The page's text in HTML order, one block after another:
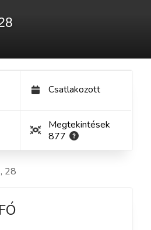
Csatlakozott
Megtekintések
877
, 28